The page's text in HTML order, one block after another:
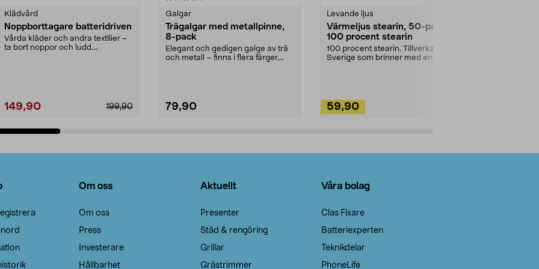
Klädvård
Noppborttagare batteridriven
Vårda kläder och andra textilier –
ta bort noppor och ludd.
199,90
149,90
Galgar
Trägalgar med metallpinne,
8-pack
Elegant och gedigen galge av trä
och metall – finns i flera färger.
79,90
Levande ljus
Värmeljus stearin, 50-pack,
100 procent stearin
100 procent stearin. Tillverkade i
Sverige som brinner med en
59,90
Om oss
Om oss
Press
Investerare
Hållbarhet
Aktuellt
Presenter
Städ & rengöring
Grillar
Grästrimmer
Våra bolag
Clas Fixare
Batteriexperten
Teknikdelar
PhoneLife